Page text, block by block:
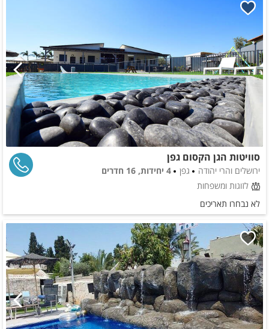
סוויטות הגן הקסום גפן
ירושלים והרי יהודה גפן
4 יחידות, 16 חדרים
לזוגות ומשפחות
לא נבחרו תאריכים